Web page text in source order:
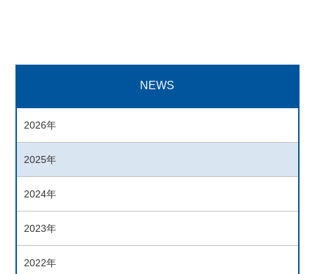
NEWS
2026年
2025年
2024年
2023年
2022年